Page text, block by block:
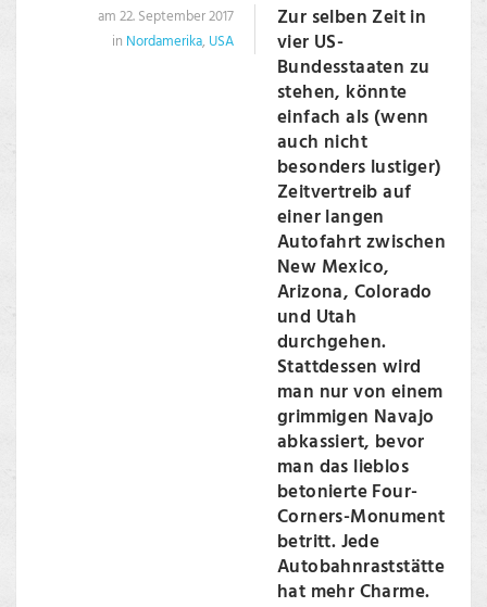
am 22. September 2017
in Nordamerika, USA
Zur selben Zeit in
vier US-
Bundesstaaten zu
stehen, könnte
einfach als (wenn
auch nicht
besonders lustiger)
Zeitvertreib auf
einer langen
Autofahrt zwischen
New Mexico,
Arizona, Colorado
und Utah
durchgehen.
Stattdessen wird
man nur von einem
grimmigen Navajo
abkassiert, bevor
man das lieblos
betonierte Four-
Corners-Monument
betritt. Jede
Autobahnraststätte
hat mehr Charme.